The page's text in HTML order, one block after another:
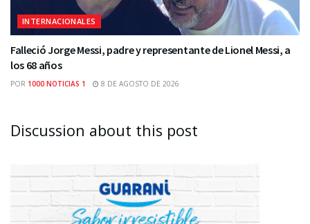
INTERNACIONALES
Falleció Jorge Messi, padre y representante de Lionel Messi, a
los 68 años
POR 1000 NOTICIAS 1 8 DE AGOSTO DE 2026
Discussion about this post